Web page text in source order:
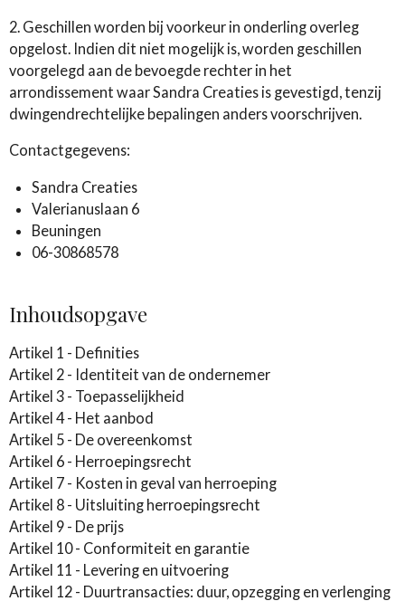
2. Geschillen worden bij voorkeur in onderling overleg
opgelost. Indien dit niet mogelijk is, worden geschillen
voorgelegd aan de bevoegde rechter in het
arrondissement waar Sandra Creaties is gevestigd, tenzij
dwingendrechtelijke bepalingen anders voorschrijven.
Contactgegevens:
Sandra Creaties
Valerianuslaan 6
Beuningen
06-30868578
Inhoudsopgave
Artikel 1 - Definities
Artikel 2 - Identiteit van de ondernemer
Artikel 3 - Toepasselijkheid
Artikel 4 - Het aanbod
Artikel 5 - De overeenkomst
Artikel 6 - Herroepingsrecht
Artikel 7 - Kosten in geval van herroeping
Artikel 8 - Uitsluiting herroepingsrecht
Artikel 9 - De prijs
Artikel 10 - Conformiteit en garantie
Artikel 11 - Levering en uitvoering
Artikel 12 - Duurtransacties: duur, opzegging en verlenging